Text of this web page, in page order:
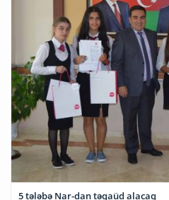
5 tələbə Nar-dan təqaüd alacaq